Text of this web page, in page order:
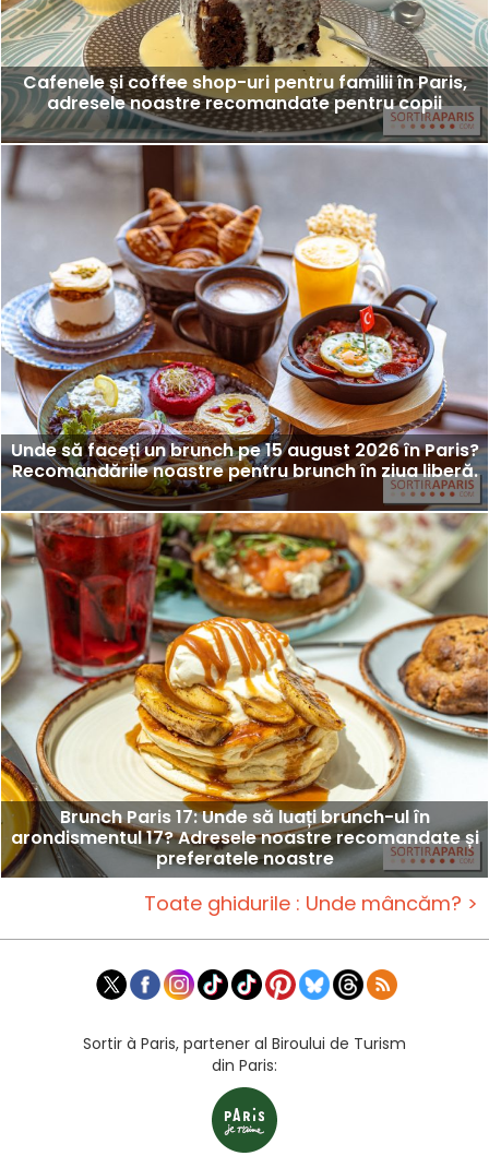
Cafenele și coffee shop-uri pentru familii în Paris,
adresele noastre recomandate pentru copii
Unde să faceți un brunch pe 15 august 2026 în Paris?
Recomandările noastre pentru brunch în ziua liberă.
Brunch Paris 17: Unde să luați brunch-ul în
arondismentul 17? Adresele noastre recomandate și
preferatele noastre
Toate ghidurile : Unde mâncăm? >
Sortir à Paris, partener al Biroului de Turism
din Paris: